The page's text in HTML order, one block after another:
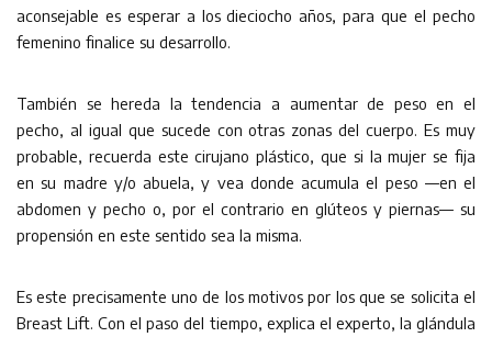
aconsejable es esperar a los dieciocho años, para que el pecho
femenino finalice su desarrollo.
También se hereda la tendencia a aumentar de peso en el
pecho, al igual que sucede con otras zonas del cuerpo. Es muy
probable, recuerda este cirujano plástico, que si la mujer se fija
en su madre y/o abuela, y vea donde acumula el peso —en el
abdomen y pecho o, por el contrario en glúteos y piernas— su
propensión en este sentido sea la misma.
Es este precisamente uno de los motivos por los que se solicita el
Breast Lift. Con el paso del tiempo, explica el experto, la glándula